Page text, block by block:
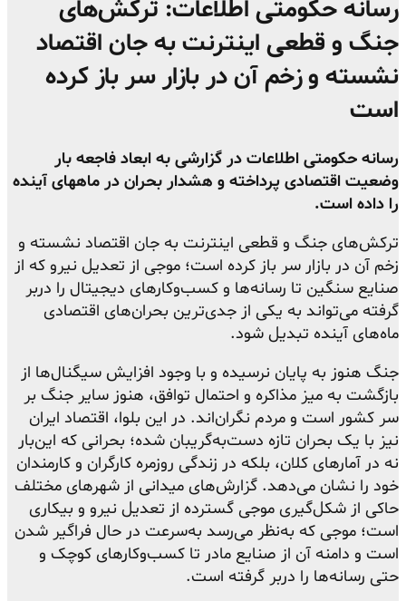
رسانه حکومتی اطلاعات: ترکش‌های
جنگ و قطعی اینترنت به جان اقتصاد
نشسته و زخم آن در بازار سر باز کرده
است
رسانه حکومتی اطلاعات در گزارشی به ابعاد فاجعه بار
وضعیت اقتصادی پرداخته و هشدار بحران در ماههای آینده
را داده است.
ترکش‌های جنگ و قطعی اینترنت به جان اقتصاد نشسته و
زخم آن در بازار سر باز کرده است؛ موجی از تعدیل نیرو که از
صنایع سنگین تا رسانه‌ها و کسب‌وکارهای دیجیتال را دربر
گرفته می‌تواند به یکی از جدی‌ترین بحران‌های اقتصادی
ماه‌های آینده تبدیل شود.
جنگ هنوز به پایان نرسیده و با وجود افزایش سیگنال‌ها از
بازگشت به میز مذاکره و احتمال توافق، هنوز سایر جنگ بر
سر کشور است و مردم نگران‌اند. در این بلوا، اقتصاد ایران
نیز با یک بحران تازه دست‌به‌گریبان شده؛ بحرانی که این‌بار
نه در آمارهای کلان، بلکه در زندگی روزمره کارگران و کارمندان
خود را نشان می‌دهد. گزارش‌های میدانی از شهرهای مختلف
حاکی از شکل‌گیری موجی گسترده از تعدیل نیرو و بیکاری
است؛ موجی که به‌نظر می‌رسد به‌سرعت در حال فراگیر شدن
است و دامنه آن از صنایع مادر تا کسب‌وکارهای کوچک و
حتی رسانه‌ها را دربر گرفته است.